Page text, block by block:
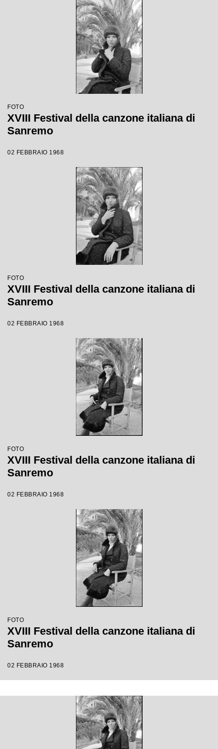
FOTO
XVIII Festival della canzone italiana di
Sanremo
02 FEBBRAIO 1968
FOTO
XVIII Festival della canzone italiana di
Sanremo
02 FEBBRAIO 1968
FOTO
XVIII Festival della canzone italiana di
Sanremo
02 FEBBRAIO 1968
FOTO
XVIII Festival della canzone italiana di
Sanremo
02 FEBBRAIO 1968